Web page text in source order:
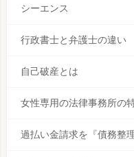
シーエンス
行政書士と弁護士の違い
自己破産とは
女性専用の法律事務所の
過払い金請求を『債務整